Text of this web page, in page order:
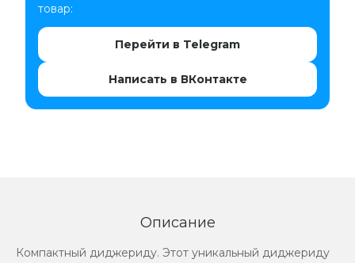
товар:
Перейти в Telegram
Написать в ВКонтакте
Описание
Компактный диджериду. Этот уникальный диджериду